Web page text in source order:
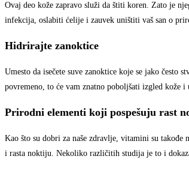
Ovaj deo kože zapravo služi da štiti koren. Zato je
infekcija, oslabiti ćelije i zauvek uništiti vaš san o
Hidrirajte zanoktice
Umesto da isečete suve zanoktice koje se jako često
povremeno, to će vam znatno poboljšati izgled kože
Prirodni elementi koji pospešuju rast
Kao što su dobri za naše zdravlje, vitamini su
i rasta noktiju. Nekoliko različitih studija je to i